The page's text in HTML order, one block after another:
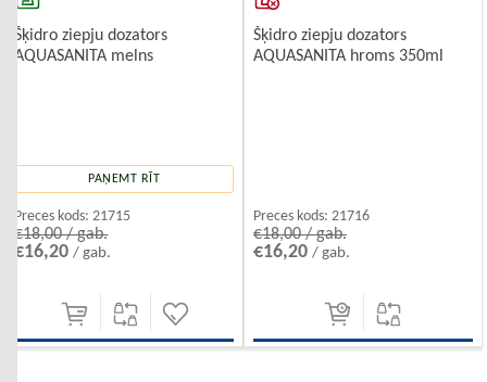
Šķidro ziepju dozators
AQUASANITA melns
PAŅEMT RĪT
Preces kods: 21715
€18,00 / gab.
€16,20/ gab.
Šķidro ziepju dozators
AQUASANITA hroms 350ml
Preces kods: 21716
€18,00 / gab.
€16,20 / gab.